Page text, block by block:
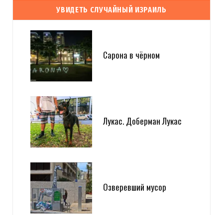
УВИДЕТЬ СЛУЧАЙНЫЙ ИЗРАИЛЬ
Сарона в чёрном
Лукас. Доберман Лукас
Озверевший мусор